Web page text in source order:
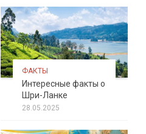
ФАКТЫ
Интересные факты о
Шри-Ланке
28.05.2025